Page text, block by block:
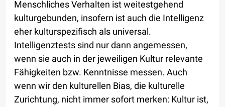
Menschliches Verhalten ist weitestgehend
kulturgebunden, insofern ist auch die Intelligenz
eher kulturspezifisch als universal.
Intelligenztests sind nur dann angemessen,
wenn sie auch in der jeweiligen Kultur relevante
Fähigkeiten bzw. Kenntnisse messen. Auch
wenn wir den kulturellen Bias, die kulturelle
Zurichtung, nicht immer sofort merken: Kultur ist,